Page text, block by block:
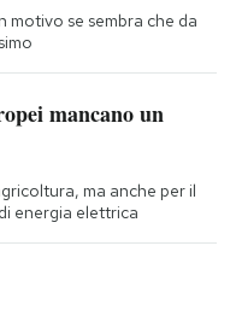
motivo se sembra che da
mancano un
ma anche per il
energia elettrica